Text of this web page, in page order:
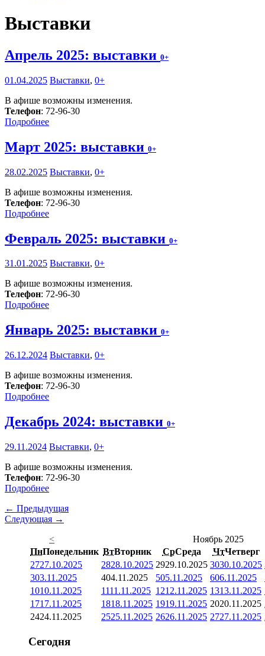
Выставки
Апрель 2025: выставки 0+
01.04.2025 Выставки, 0+
В афише возможны изменения.
Телефон: 72-96-30
Подробнее
Март 2025: выставки 0+
28.02.2025 Выставки, 0+
В афише возможны изменения.
Телефон: 72-96-30
Подробнее
Февраль 2025: выставки 0+
31.01.2025 Выставки, 0+
В афише возможны изменения.
Телефон: 72-96-30
Подробнее
Январь 2025: выставки 0+
26.12.2024 Выставки, 0+
В афише возможны изменения.
Телефон: 72-96-30
Подробнее
Декабрь 2024: выставки 0+
29.11.2024 Выставки, 0+
В афише возможны изменения.
Телефон: 72-96-30
Подробнее
← Предыдущая
Следующая →
<
Ноябрь 2025
ПнПонедельник ВтВторник СрСреда ЧтЧетверг
2727.10.2025 2828.10.2025 2929.10.2025 3030.10.2025
303.11.2025 404.11.2025 505.11.2025 606.11.2025
1010.11.2025 1111.11.2025 1212.11.2025 1313.11.2025
1717.11.2025 1818.11.2025 1919.11.2025 2020.11.2025
2424.11.2025 2525.11.2025 2626.11.2025 2727.11.2025
Сегодня